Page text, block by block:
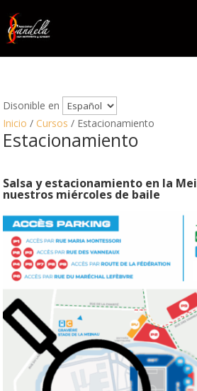
Disonible en
Inicio / Cursos / Estacionamiento
Estacionamiento
Salsa y estacionamiento en la
nuestros miércoles de baile